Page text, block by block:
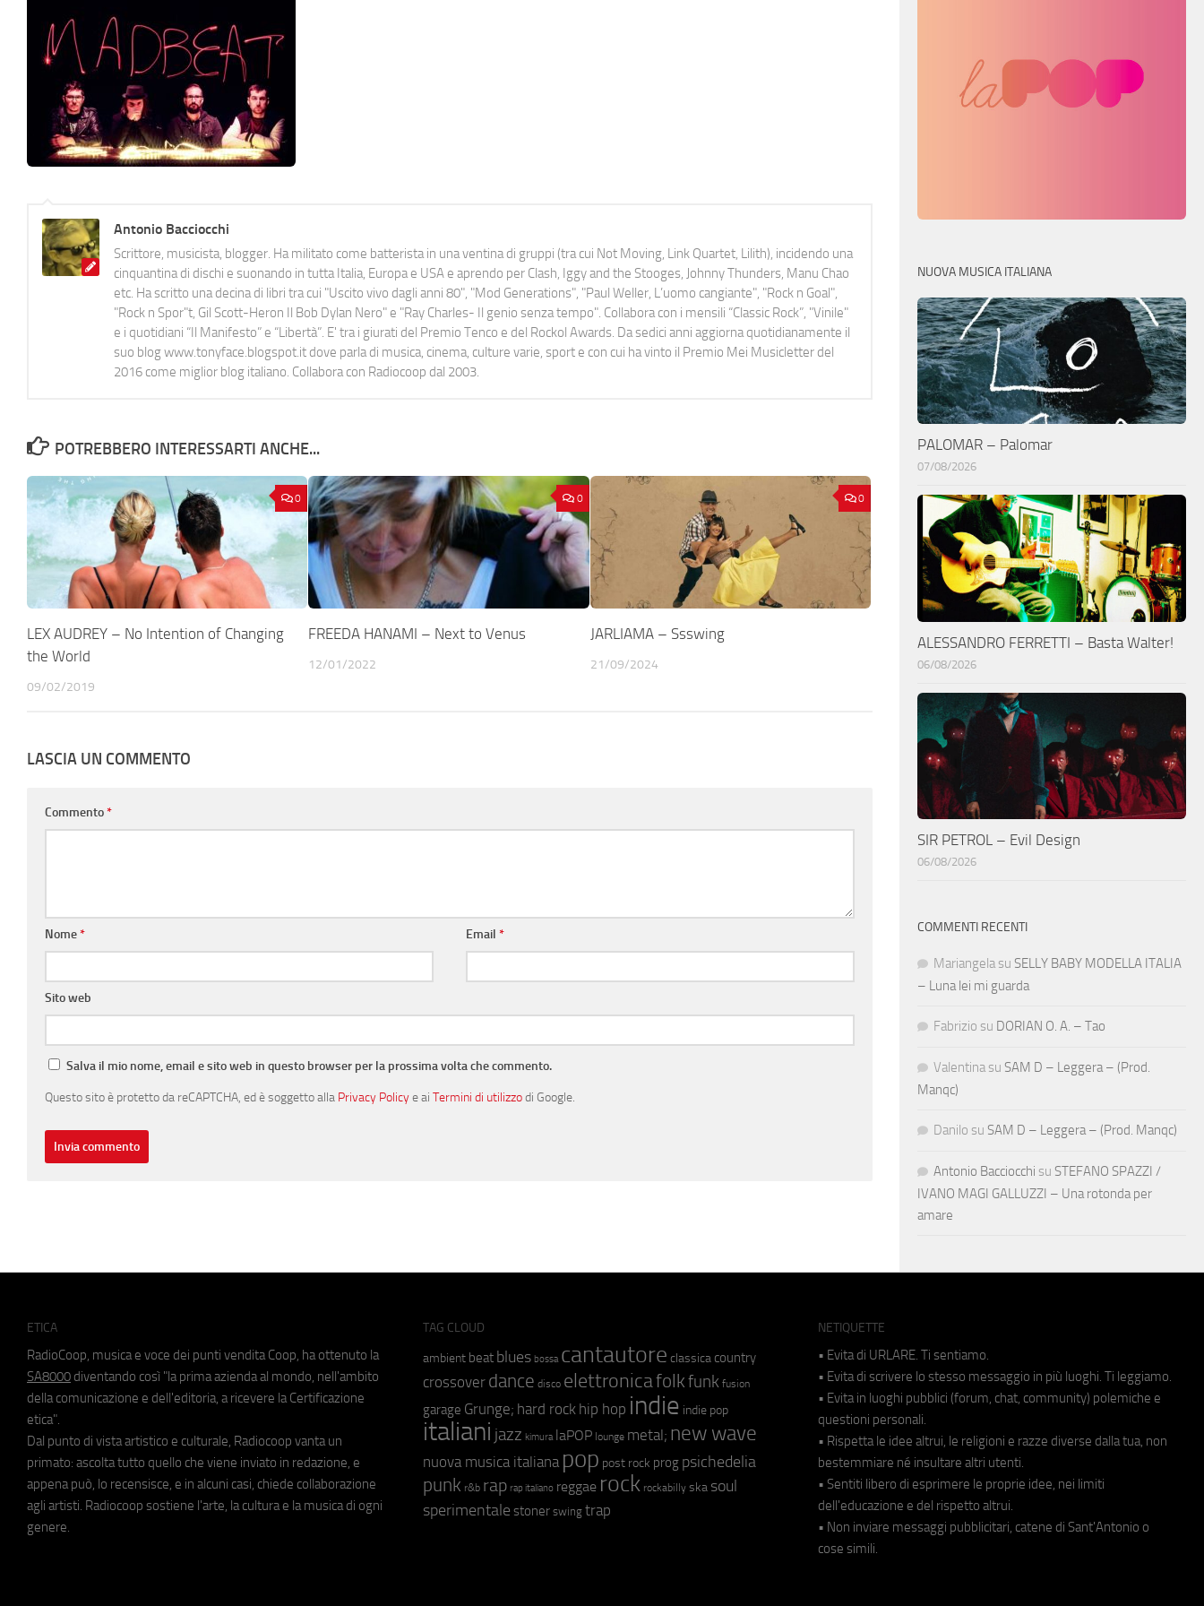
Antonio Bacciocchi
Scrittore, musicista, blogger. Ha militato come batterista in una ventina di gruppi (tra cui Not Moving, Link Quartet, Lilith), incidendo una
cinquantina di dischi e suonando in tutta Italia, Europa e USA e aprendo per Clash, Iggy and the Stooges, Johnny Thunders, Manu Chao
etc. Ha scritto una decina di libri tra cui "Uscito vivo dagli anni 80", "Mod Generations", "Paul Weller, L’uomo cangiante", "Rock n Goal",
"Rock n Spor"t, Gil Scott-Heron Il Bob Dylan Nero" e "Ray Charles- Il genio senza tempo". Collabora con i mensili “Classic Rock”, "Vinile"
e i quotidiani “Il Manifesto” e “Libertà”. E' tra i giurati del Premio Tenco e del Rockol Awards. Da sedici anni aggiorna quotidianamente il
suo blog www.tonyface.blogspot.it dove parla di musica, cinema, culture varie, sport e con cui ha vinto il Premio Mei Musicletter del
2016 come miglior blog italiano. Collabora con Radiocoop dal 2003.
POTREBBERO INTERESSARTI ANCHE...
0
LEX AUDREY – No Intention of Changing
the World
09/02/2019
0
FREEDA HANAMI – Next to Venus
12/01/2022
0
JARLIAMA – Ssswing
21/09/2024
LASCIA UN COMMENTO
Commento*
Nome* Email*
Sito web
Salva il mio nome, email e sito web in questo browser per la prossima volta che commento.
Questo sito è protetto da reCAPTCHA, ed è soggetto alla Privacy Policye ai Termini di utilizzodi Google.
NUOVA MUSICA ITALIANA
PALOMAR – Palomar
07/08/2026
ALESSANDRO FERRETTI – Basta Walter!
06/08/2026
SIR PETROL – Evil Design
06/08/2026
COMMENTI RECENTI
Mariangela su SELLY BABY MODELLA ITALIA
– Luna lei mi guarda
Fabrizio su DORIAN O. A. – Tao
Valentina su SAM D – Leggera – (Prod.
Manqc)
Danilo su SAM D – Leggera – (Prod. Manqc)
Antonio Bacciocchi su STEFANO SPAZZI /
IVANO MAGI GALLUZZI – Una rotonda per
amare
ETICA
RadioCoop, musica e voce dei punti vendita Coop, ha ottenuto la
SA8000 diventando così "la prima azienda al mondo, nell'ambito
della comunicazione e dell'editoria, a ricevere la Certificazione
etica".
Dal punto di vista artistico e culturale, Radiocoop vanta un
primato: ascolta tutto quello che viene inviato in redazione, e
appena può, lo recensisce, e in alcuni casi, chiede collaborazione
agli artisti. Radiocoop sostiene l'arte, la cultura e la musica di ogni
genere.
TAG CLOUD
ambient beat blues bossa cantautore classica country
crossover dance disco elettronicafolkfunk fusion
garage Grunge; hard rock hip hop indie indie pop
italiani jazz kimura laPOP lounge metal; new wave
nuova musica italiana pop post rock prog psichedelia
punk r&b rap rap italiano reggae rock rockabilly ska soul
sperimentale stoner swing trap
NETIQUETTE
• Evita di URLARE. Ti sentiamo.
• Evita di scrivere lo stesso messaggio in più luoghi. Ti leggiamo.
• Evita in luoghi pubblici (forum, chat, community) polemiche e
questioni personali.
• Rispetta le idee altrui, le religioni e razze diverse dalla tua, non
bestemmiare né insultare altri utenti.
• Sentiti libero di esprimere le proprie idee, nei limiti
dell'educazione e del rispetto altrui.
• Non inviare messaggi pubblicitari, catene di Sant'Antonio o
cose simili.